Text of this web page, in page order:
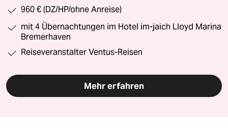
960 € (DZ/HP/ohne Anreise)
mit 4 Übernachtungen im Hotel im-jaich Lloyd Marina
Bremerhaven
Reiseveranstalter Ventus-Reisen
Mehr erfahren